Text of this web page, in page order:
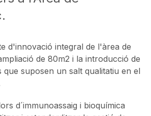
d'innovació integral de l'àrea de
de 80m2 i la introducció de
que suposen un salt qualitatiu en el
d´immunoassaig i bioquímica